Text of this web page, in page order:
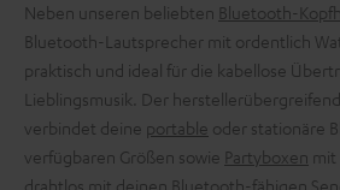
Neben unseren beliebten Bluetooth-
Bluetooth-Lautsprecher mit ordentlich
praktisch und ideal für die kabellose
Lieblingsmusik. Der
verbindet deine portable oder stationäre
verfügbaren Größen sowie Partyboxen mit
drahtlos mit deinen Bluetooth-fähigen